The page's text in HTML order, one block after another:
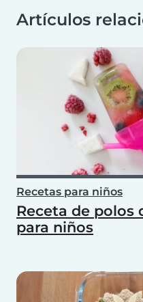
Artículos
Recetas para niños
Receta de polos
para niños